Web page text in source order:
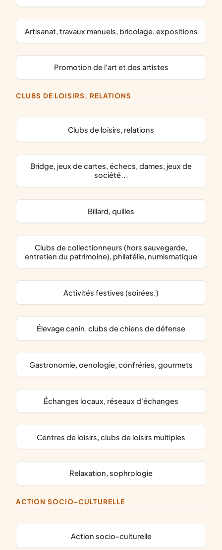
artisanat, travaux manuels, bricolage, expositions
promotion de l'art et des artistes
CLUBS DE LOISIRS, RELATIONS
clubs de loisirs, relations
bridge, jeux de cartes, échecs, dames, jeux de
société...
billard, quilles
clubs de collectionneurs (hors sauvegarde,
entretien du patrimoine), philatélie, numismatique
activités festives (soirées.)
élevage canin, clubs de chiens de défense
gastronomie, oenologie, confréries, gourmets
échanges locaux, réseaux d'échanges
centres de loisirs, clubs de loisirs multiples
relaxation, sophrologie
ACTION SOCIO-CULTURELLE
action socio-culturelle